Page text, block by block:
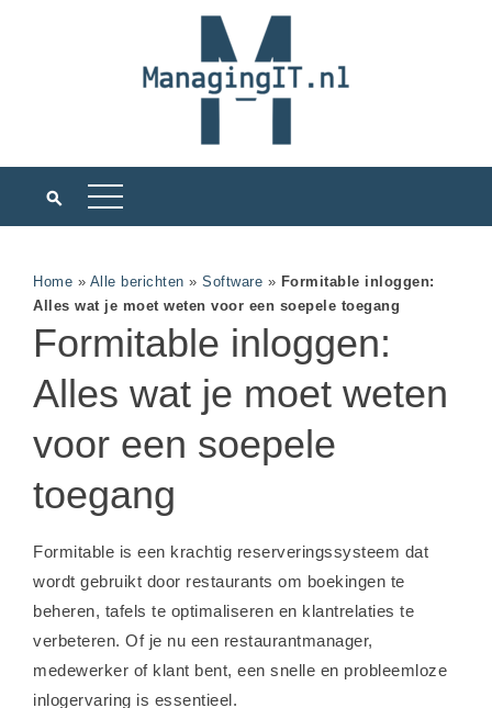
Home » Alle berichten » Software » Formitable inloggen:
Alles wat je moet weten voor een soepele toegang
Formitable inloggen:
Alles wat je moet weten
voor een soepele
toegang
Formitable is een krachtig reserveringssysteem dat
wordt gebruikt door restaurants om boekingen te
beheren, tafels te optimaliseren en klantrelaties te
verbeteren. Of je nu een restaurantmanager,
medewerker of klant bent, een snelle en probleemloze
inlogervaring is essentieel.